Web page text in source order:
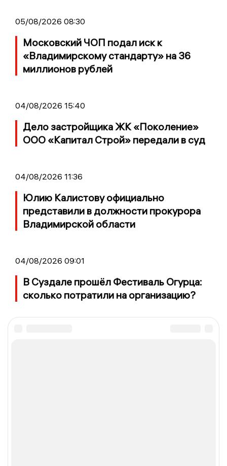
05/08/2026 08:30
Московский ЧОП подал иск к
«Владимирскому стандарту» на 36
миллионов рублей
04/08/2026 15:40
Дело застройщика ЖК «Поколение»
ООО «Капитал Строй» передали в суд
04/08/2026 11:36
Юлию Калистову официально
представили в должности прокурора
Владимирской области
04/08/2026 09:01
В Суздале прошёл Фестиваль Огурца:
сколько потратили на организацию?